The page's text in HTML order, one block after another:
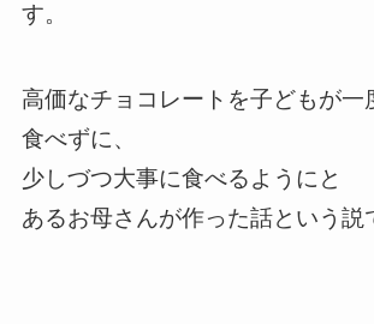
す。
高価なチョコレートを子どもが一
食べずに、
少しづつ大事に食べるようにと
あるお母さんが作った話という説